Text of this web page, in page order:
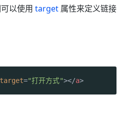
以使用 target 属性来定义链接
target="打开方式"></a>